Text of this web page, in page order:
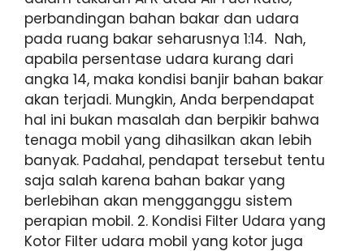
perbandingan bahan bakar dan udara
pada ruang bakar seharusnya 1:14. Nah,
apabila persentase udara kurang dari
angka 14, maka kondisi banjir bahan bakar
akan terjadi. Mungkin, Anda berpendapat
hal ini bukan masalah dan berpikir bahwa
tenaga mobil yang dihasilkan akan lebih
banyak. Padahal, pendapat tersebut tentu
saja salah karena bahan bakar yang
berlebihan akan mengganggu sistem
perapian mobil. 2. Kondisi Filter Udara yang
Kotor Filter udara mobil yang kotor juga